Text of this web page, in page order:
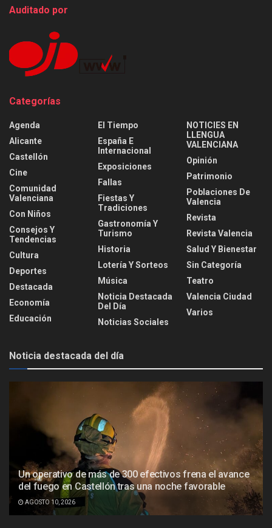
Auditado por
Categorías
Agenda
Alicante
Castellón
Cine
Comunidad
Valenciana
Con Niños
Consejos Y
Tendencias
Cultura
Deportes
Destacada
Economía
Educación
El Tiempo
España E
Internacional
Exposiciones
Fallas
Fiestas Y
Tradiciones
Gastronomía Y
Turismo
Historia
Lotería Y Sorteos
Música
Noticia Destacada
Del Día
Noticias Sociales
NOTICIES EN
LLENGUA
VALENCIANA
Opinión
Patrimonio
Poblaciones De
Valencia
Revista
Revista Valencia
Salud Y Bienestar
Sin Categoría
Teatro
Valencia Ciudad
Varios
Noticia destacada del día
Un operativo de más de 300 efectivos frena el avance
del fuego en Castellón tras una noche favorable
AGOSTO 10, 2026